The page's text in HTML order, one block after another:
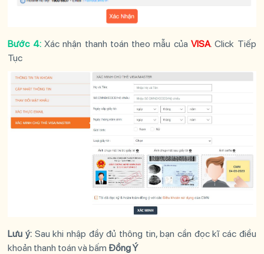
Bước 4: Xác nhận thanh toán theo mẫu củaVISA. Click Tiếp
Tục
Lưu ý: Sau khi nhập đầy đủ thông tin, bạn cần đọc kĩ các điều
khoản thanh toán và bấm Đồng Ý